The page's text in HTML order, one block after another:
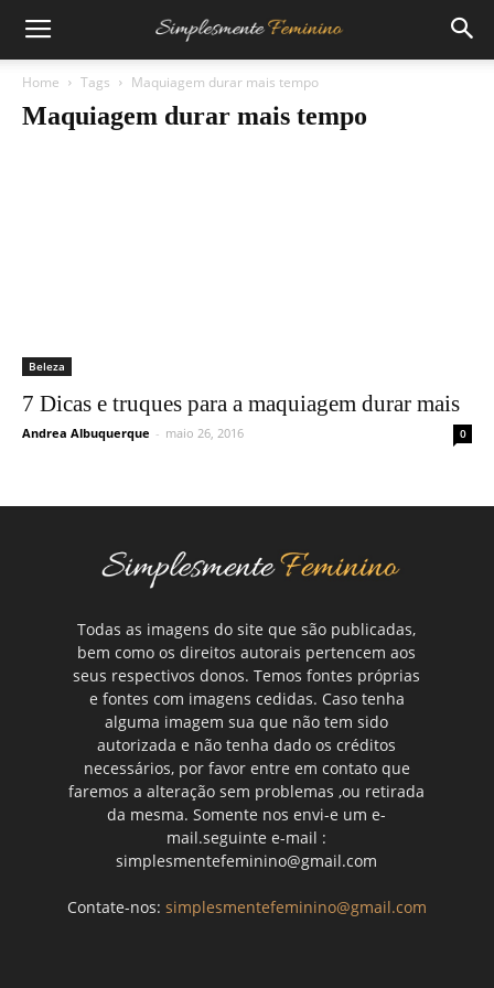
Home Tags Maquiagem durar mais tempo
Maquiagem durar mais tempo
Beleza
7 Dicas e truques para a maquiagem durar mais
Andrea Albuquerque - maio 26, 2016 0
Todas as imagens do site que são publicadas,
bem como os direitos autorais pertencem aos
seus respectivos donos. Temos fontes próprias
e fontes com imagens cedidas. Caso tenha
alguma imagem sua que não tem sido
autorizada e não tenha dado os créditos
necessários, por favor entre em contato que
faremos a alteração sem problemas ,ou retirada
da mesma. Somente nos envi-e um e-
mail.seguinte e-mail :
simplesmentefeminino@gmail.com
Contate-nos: simplesmentefeminino@gmail.com